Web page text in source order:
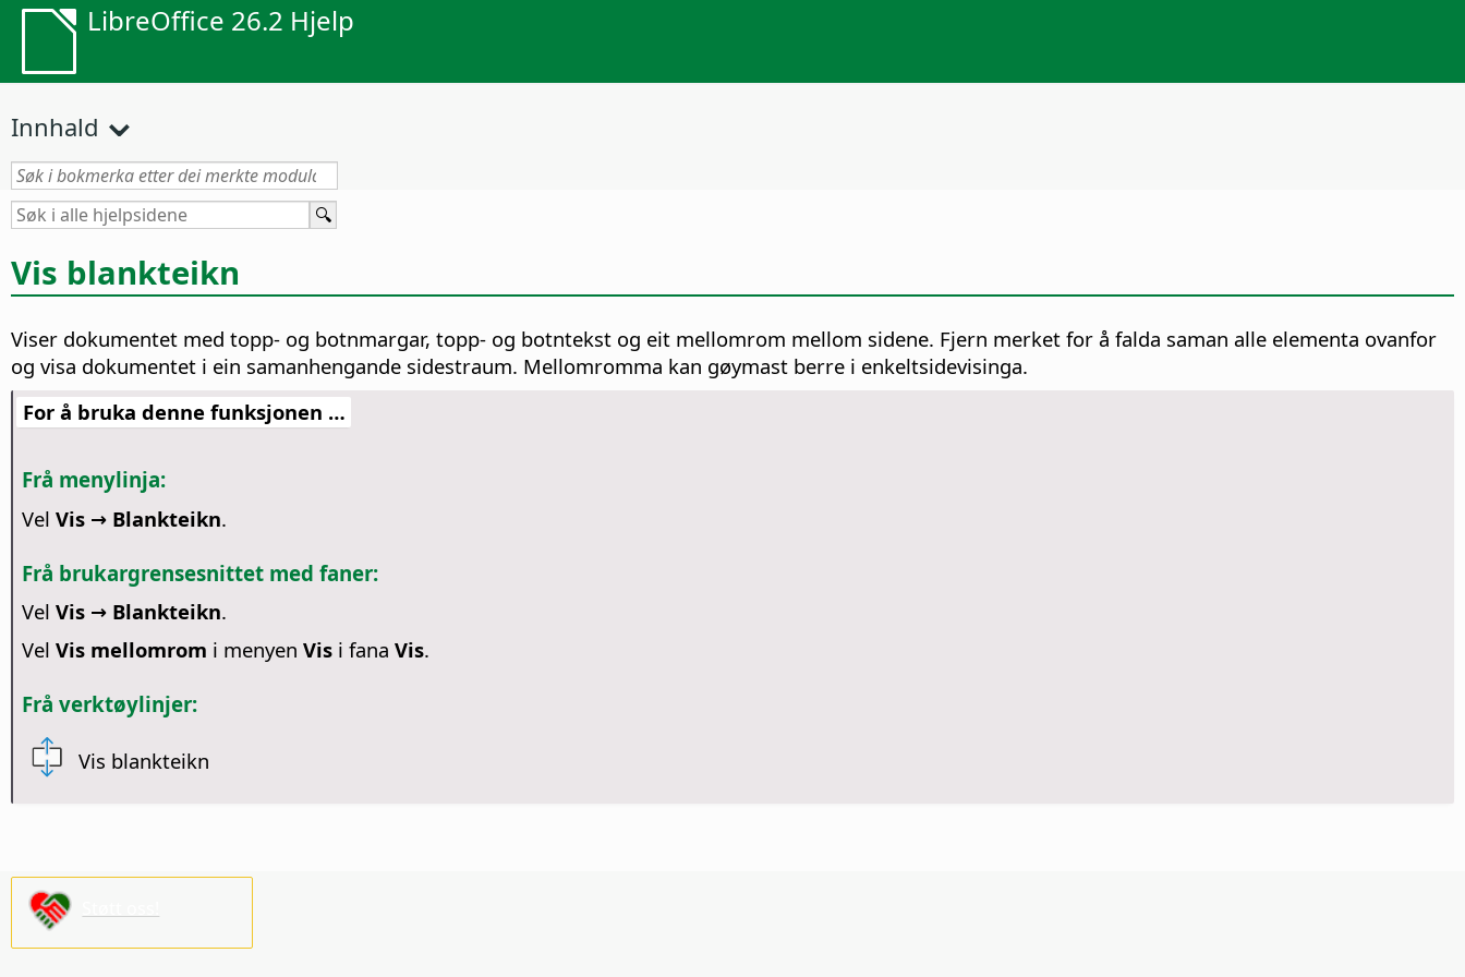
LibreOffice 26.2 Hjelp
Innhald
Vis blankteikn
Viser dokumentet med topp- og botnmargar, topp- og botntekst og eit mellomrom mellom sidene. Fjern merket for å falda saman alle elementa ovanfor
og visa dokumentet i ein samanhengande sidestraum. Mellomromma kan gøymast berre i enkeltsidevisinga.
For å bruka denne funksjonen …
Frå menylinja:
Vel Vis → Blankteikn.
Frå brukargrensesnittet med faner:
Vel Vis → Blankteikn.
Vel Vis mellomrom i menyen Visi fana Vis.
Frå verktøylinjer:
Vis blankteikn